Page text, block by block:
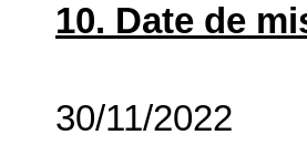
10. Date de
30/11/2022